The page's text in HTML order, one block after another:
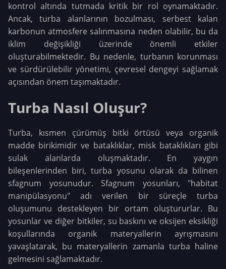
kontrol altında tutmada kritik bir rol oynamaktadır.
Ancak, turba alanlarının bozulması, serbest kalan
karbonun atmosfere salınmasına neden olabilir, bu da
iklim değişikliği üzerinde önemli etkiler
oluşturabilmektedir. Bu nedenle, turbanın korunması
ve sürdürülebilir yönetimi, çevresel dengeyi sağlamak
açısından önem taşımaktadır.
Turba Nasıl Oluşur?
Turba, kısmen çürümüş bitki örtüsü veya organik
madde birikimidir ve bataklıklar, misk bataklıkları gibi
sulak alanlarda oluşmaktadır. En yaygın
bileşenlerinden biri, turba yosunu olarak da bilinen
sfagnum yosunudur. Sfagnum yosunları, "habitat
manipülasyonu" adı verilen bir süreçle turba
oluşumunu destekleyen bir ortam oluştururlar. Bu
yosunlar ve diğer bitkiler, su baskını ve oksijen eksikliği
koşullarında organik materyallerin ayrışmasını
yavaşlatarak, bu materyallerin zamanla turba haline
gelmesini sağlamaktadır.